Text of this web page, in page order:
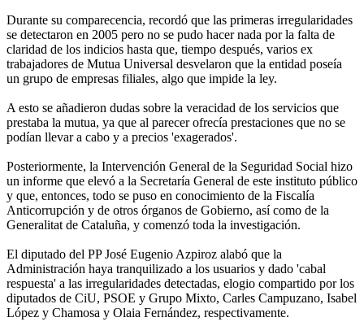
Durante su comparecencia, recordó que las primeras irregularidades
se detectaron en 2005 pero no se pudo hacer nada por la falta de
claridad de los indicios hasta que, tiempo después, varios ex
trabajadores de Mutua Universal desvelaron que la entidad poseía
un grupo de empresas filiales, algo que impide la ley.
A esto se añadieron dudas sobre la veracidad de los servicios que
prestaba la mutua, ya que al parecer ofrecía prestaciones que no se
podían llevar a cabo y a precios 'exagerados'.
Posteriormente, la Intervención General de la Seguridad Social hizo
un informe que elevó a la Secretaría General de este instituto público
y que, entonces, todo se puso en conocimiento de la Fiscalía
Anticorrupción y de otros órganos de Gobierno, así como de la
Generalitat de Cataluña, y comenzó toda la investigación.
El diputado del PP José Eugenio Azpiroz alabó que la
Administración haya tranquilizado a los usuarios y dado 'cabal
respuesta' a las irregularidades detectadas, elogio compartido por los
diputados de CiU, PSOE y Grupo Mixto, Carles Campuzano, Isabel
López y Chamosa y Olaia Fernández, respectivamente.